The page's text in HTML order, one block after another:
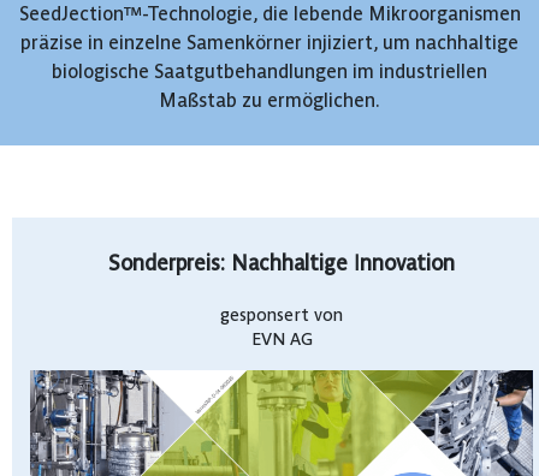
SeedJection™-Technologie, die lebende Mikroorganismen
präzise in einzelne Samenkörner injiziert, um nachhaltige
biologische Saatgutbehandlungen im industriellen
Maßstab zu ermöglichen.
Sonderpreis: Nachhaltige Innovation
gesponsert von
EVN AG